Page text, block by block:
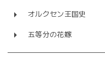
オルクセン王国史
五等分の花嫁